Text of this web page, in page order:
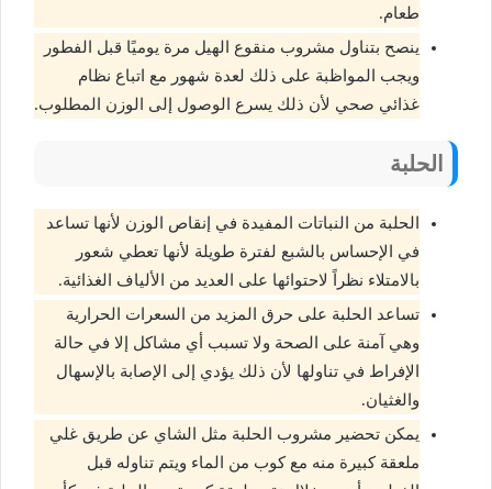
طعام.
ينصح بتناول مشروب منقوع الهيل مرة يوميًا قبل الفطور
ويجب المواظبة على ذلك لعدة شهور مع اتباع نظام
غذائي صحي لأن ذلك يسرع الوصول إلى الوزن المطلوب.
الحلبة
الحلبة من النباتات المفيدة في إنقاص الوزن لأنها تساعد
في الإحساس بالشبع لفترة طويلة لأنها تعطي شعور
بالامتلاء نظراً لاحتوائها على العديد من الألياف الغذائية.
تساعد الحلبة على حرق المزيد من السعرات الحرارية
وهي آمنة على الصحة ولا تسبب أي مشاكل إلا في حالة
الإفراط في تناولها لأن ذلك يؤدي إلى الإصابة بالإسهال
والغثيان.
يمكن تحضير مشروب الحلبة مثل الشاي عن طريق غلي
ملعقة كبيرة منه مع كوب من الماء ويتم تناوله قبل